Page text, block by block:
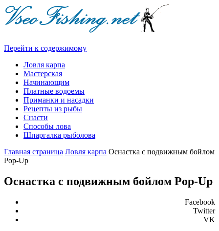
Перейти к содержимому
Ловля карпа
Мастерская
Начинающим
Платные водоемы
Приманки и насадки
Рецепты из рыбы
Снасти
Способы лова
Шпаргалка рыболова
Главная страница Ловля карпа Оснастка с подвижным бойлом
Pop-Up
Оснастка с подвижным бойлом Pop-Up
Facebook
Twitter
VK